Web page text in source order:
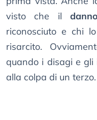
visto che il
riconosciuto e chi
risarcito.
quando i disagi e gli
alla colpa di un terzo.